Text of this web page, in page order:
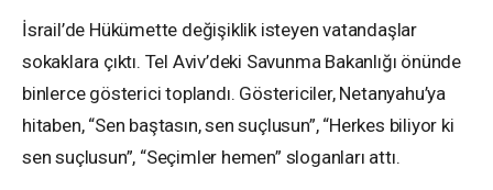
İsrail’de Hükümette değişiklik isteyen vatandaşlar
sokaklara çıktı. Tel Aviv’deki Savunma Bakanlığı önünde
binlerce gösterici toplandı. Göstericiler, Netanyahu’ya
hitaben, “Sen baştasın, sen suçlusun”, “Herkes biliyor ki
sen suçlusun”, “Seçimler hemen” sloganları attı.